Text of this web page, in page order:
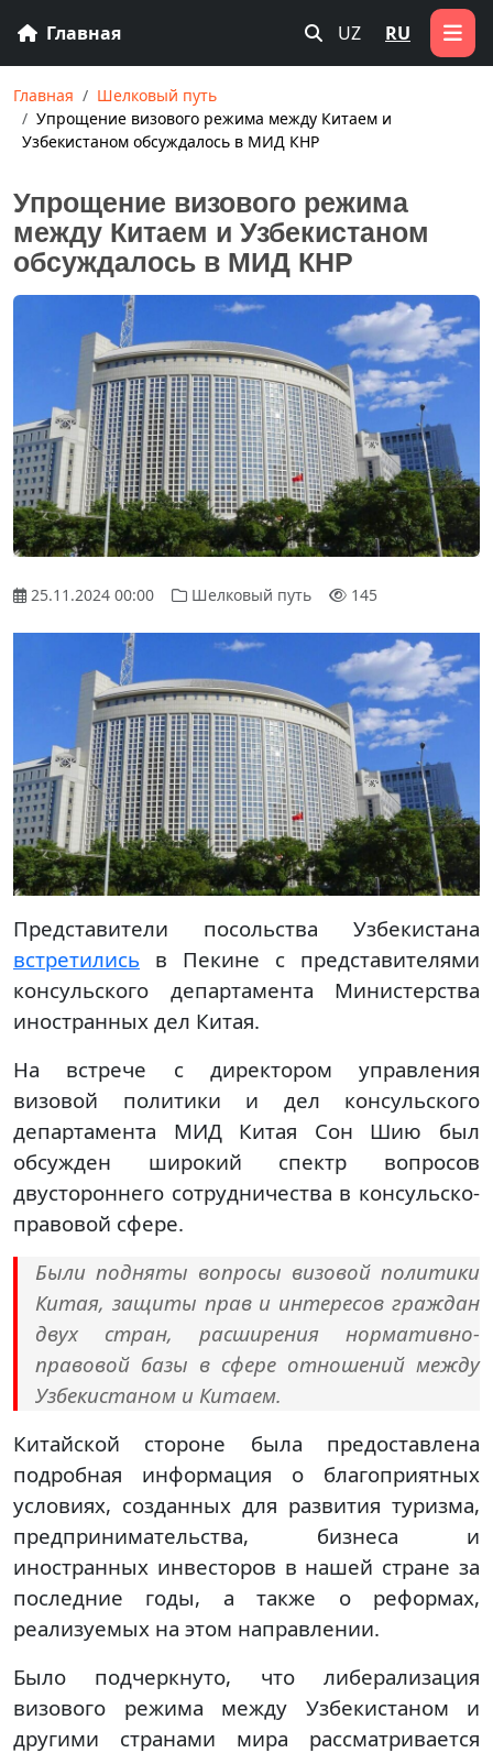
Главная UZ RU
Главная
Шелковый путь
Упрощение визового режима между Китаем и
Узбекистаном обсуждалось в МИД КНР
Упрощение визового режима
между Китаем и Узбекистаном
обсуждалось в МИД КНР
25.11.2024 00:00 Шелковый путь 145
Представители посольства Узбекистана
встретились в Пекине с представителями
консульского департамента Министерства
иностранных дел Китая.
На встрече с директором управления
визовой политики и дел консульского
департамента МИД Китая Сон Шию был
обсужден широкий спектр вопросов
двустороннего сотрудничества в консульско-
правовой сфере.
Были подняты вопросы визовой политики
Китая, защиты прав и интересов граждан
двух стран, расширения нормативно-
правовой базы в сфере отношений между
Узбекистаном и Китаем.
Китайской стороне была предоставлена
подробная информация о благоприятных
условиях, созданных для развития туризма,
предпринимательства, бизнеса и
иностранных инвесторов в нашей стране за
последние годы, а также о реформах,
реализуемых на этом направлении.
Было подчеркнуто, что либерализация
визового режима между Узбекистаном и
другими странами мира рассматривается